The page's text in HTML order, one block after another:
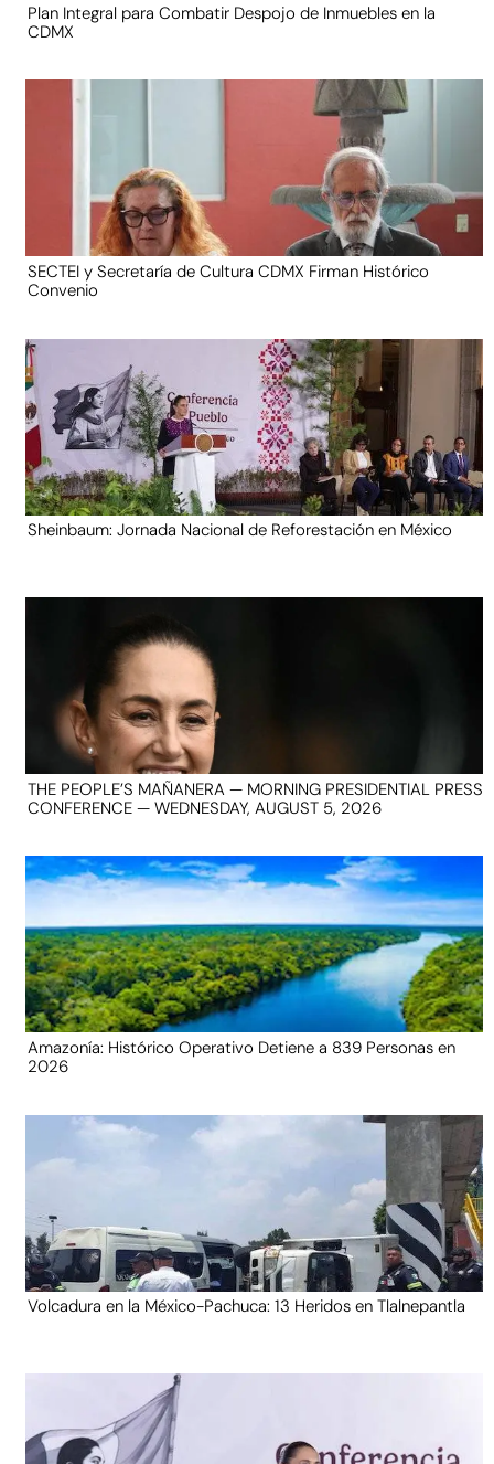
Plan Integral para Combatir Despojo de Inmuebles en la
CDMX
SECTEI y Secretaría de Cultura CDMX Firman Histórico
Convenio
Sheinbaum: Jornada Nacional de Reforestación en México
THE PEOPLE’S MAÑANERA — MORNING PRESIDENTIAL PRESS
CONFERENCE — WEDNESDAY, AUGUST 5, 2026
Amazonía: Histórico Operativo Detiene a 839 Personas en
2026
Volcadura en la México-Pachuca: 13 Heridos en Tlalnepantla